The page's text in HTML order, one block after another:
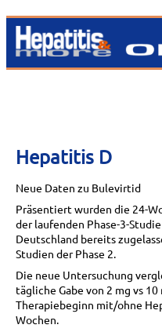
Hepatitis D
Neue Daten zu Bulevirtid
Präsentiert wurden die 24-
der laufenden Phase-3-
Deutschland bereits
Studien der Phase 2.
Die neue Untersuchung
tägliche Gabe von 2 mg vs
Therapiebeginn mit/ohne
Wochen.